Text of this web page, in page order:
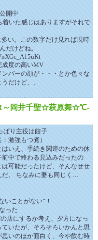
開中
いた感じはありますがそれで
い。この数字だけ見れば現時
だけどね。
成度の高いMV
バーの顔が・・・とか色々な
だけど、、
～岡井千聖☆萩原舞☆℃-
ぱり主役は餃子
激強もつ煮）
いえ、手続き関連のための休
中で終わる見込みだったの
可能だったけど、そんなせせ
。 ちなみに妻も同じく…
いことがない”！
った
店にするか考え、夕方になっ
いたが、そろそろいかんと思
いのほか面白く、今や飲む時